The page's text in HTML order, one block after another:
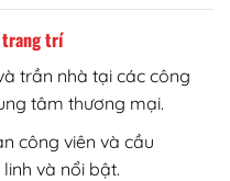
trang trí
trần nhà tại các công
tâm thương mại.
công viên và cầu
và nổi bật.